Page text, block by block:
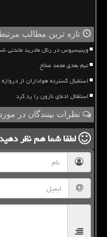
تازه ترین مطالب
وینیسیوس در رئال مادرید ماندنی
تیم بعدی محمد صلاح
استقبال گسترده هواداران از
استقلال ادعای نازون را رد کرد
نظرات بینندگان در
لطفا شما همنظر